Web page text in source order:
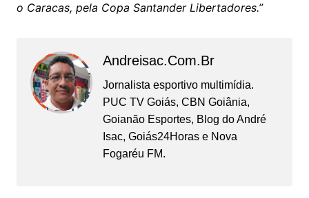
o Caracas, pela Copa Santander Libertadores.”
Andreisac.com.br
Jornalista esportivo multimídia.
PUC TV Goiás, CBN Goiânia,
Goianão Esportes, Blog do André
Isac, Goiás24Horas e Nova
Fogaréu FM.